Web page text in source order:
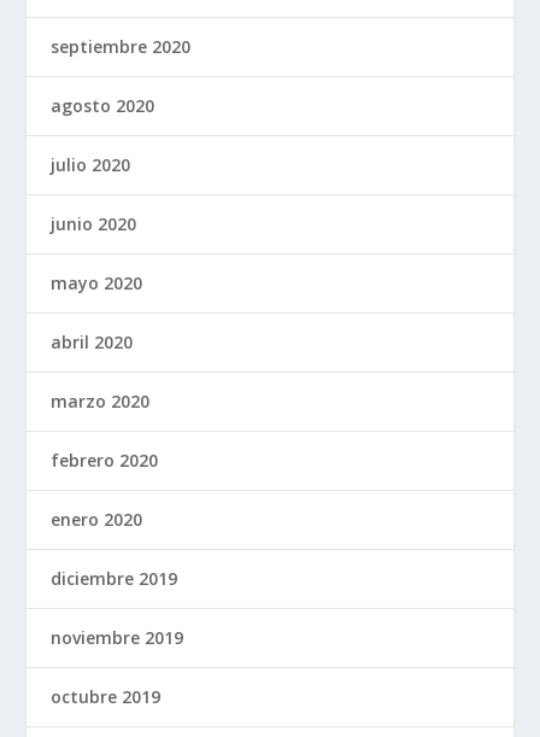
septiembre 2020
agosto 2020
julio 2020
junio 2020
mayo 2020
abril 2020
marzo 2020
febrero 2020
enero 2020
diciembre 2019
noviembre 2019
octubre 2019